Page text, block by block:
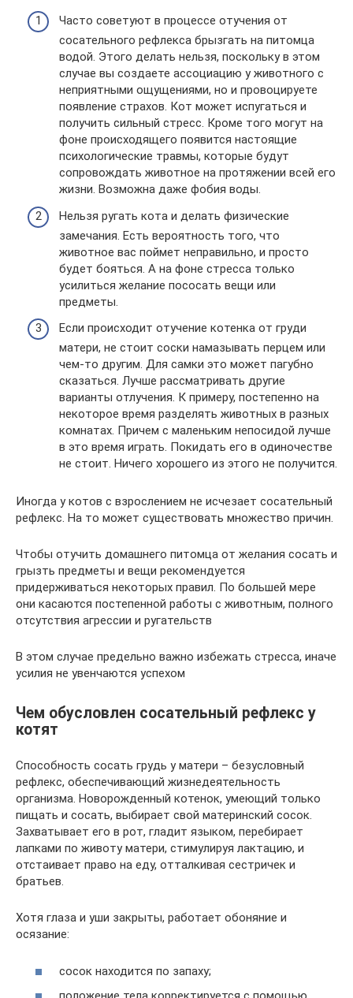
Часто советуют в процессе отучения от
сосательного рефлекса брызгать на питомца
водой. Этого делать нельзя, поскольку в этом
случае вы создаете ассоциацию у животного с
неприятными ощущениями, но и провоцируете
появление страхов. Кот может испугаться и
получить сильный стресс. Кроме того могут на
фоне происходящего появится настоящие
психологические травмы, которые будут
сопровождать животное на протяжении всей его
жизни. Возможна даже фобия воды.
Нельзя ругать кота и делать физические
замечания. Есть вероятность того, что
животное вас поймет неправильно, и просто
будет бояться. А на фоне стресса только
усилиться желание пососать вещи или
предметы.
Если происходит отучение котенка от груди
матери, не стоит соски намазывать перцем или
чем-то другим. Для самки это может пагубно
сказаться. Лучше рассматривать другие
варианты отлучения. К примеру, постепенно на
некоторое время разделять животных в разных
комнатах. Причем с маленьким непосидой лучше
в это время играть. Покидать его в одиночестве
не стоит. Ничего хорошего из этого не получится.
Иногда у котов с взрослением не исчезает сосательный
рефлекс. На то может существовать множество причин.
Чтобы отучить домашнего питомца от желания сосать и
грызть предметы и вещи рекомендуется
придерживаться некоторых правил. По большей мере
они касаются постепенной работы с животным, полного
отсутствия агрессии и ругательств
В этом случае предельно важно избежать стресса, иначе
усилия не увенчаются успехом
Чем обусловлен сосательный рефлекс у
котят
Способность сосать грудь у матери – безусловный
рефлекс, обеспечивающий жизнедеятельность
организма. Новорожденный котенок, умеющий только
пищать и сосать, выбирает свой материнский сосок.
Захватывает его в рот, гладит языком, перебирает
лапками по животу матери, стимулируя лактацию, и
отстаивает право на еду, отталкивая сестричек и
братьев.
Хотя глаза и уши закрыты, работает обоняние и
осязание:
сосок находится по запаху;